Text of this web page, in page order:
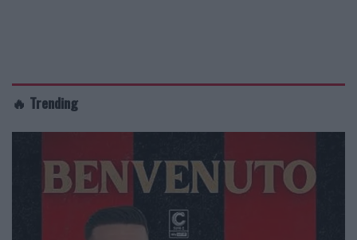
🔥 Trending